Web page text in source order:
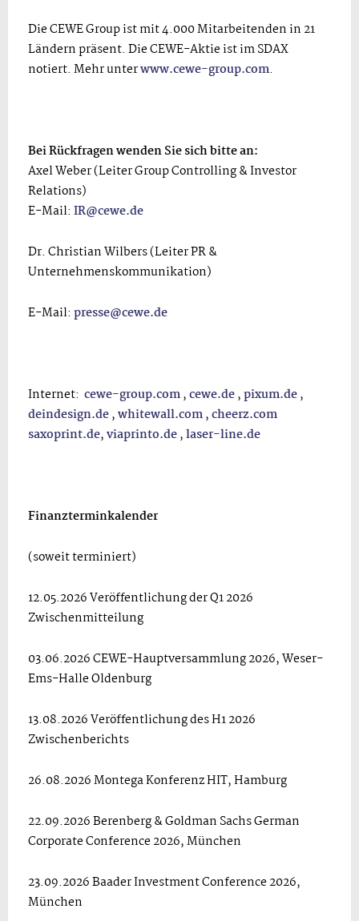
Die CEWE Group ist mit 4.000 Mitarbeitenden in 21
Ländern präsent. Die CEWE-Aktie ist im SDAX
notiert. Mehr unterwww.cewe-group.com.
Bei Rückfragen wenden Sie sich bitte an:
Axel Weber (Leiter Group Controlling & Investor
Relations)
E-Mail: IR@cewe.de
Dr. Christian Wilbers (Leiter PR &
Unternehmenskommunikation)
E-Mail: presse@cewe.de
Internet: cewe-group.com,cewe.de,pixum.de,
deindesign.de,whitewall.com,cheerz.com
saxoprint.de,viaprinto.de,laser-line.de
Finanzterminkalender
(soweit terminiert)
12.05.2026 Veröffentlichung der Q1 2026
Zwischenmitteilung
03.06.2026 CEWE-Hauptversammlung 2026, Weser-
Ems-Halle Oldenburg
13.08.2026 Veröffentlichung des H1 2026
Zwischenberichts
26.08.2026 Montega Konferenz HIT, Hamburg
22.09.2026 Berenberg & Goldman Sachs German
Corporate Conference 2026, München
23.09.2026 Baader Investment Conference 2026,
München